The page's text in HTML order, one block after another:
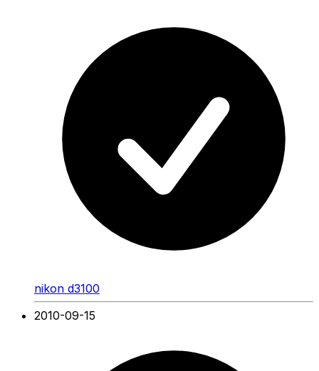
nikon d3100
2010-09-15